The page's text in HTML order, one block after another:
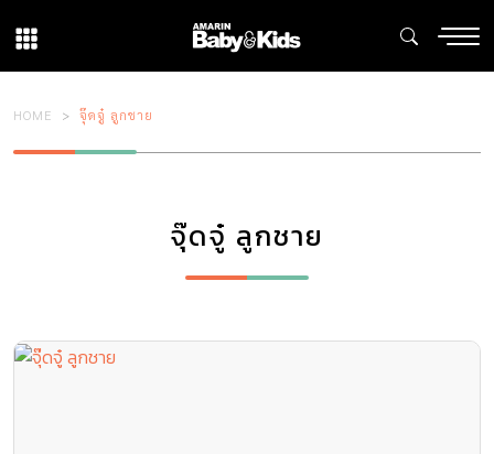
HOME จุ๊ดจู๋ ลูกชาย
จุ๊ดจู๋ ลูกชาย